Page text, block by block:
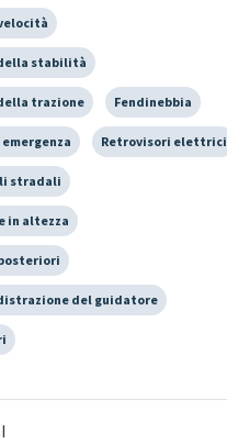
stabilità
trazione Fendinebbia
Retrovisori elettrici
stradali
in altezza
del guidatore